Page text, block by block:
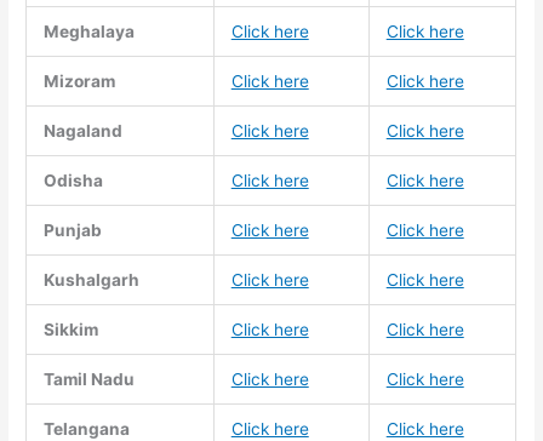
Meghalaya Click here Click here
Mizoram Click here Click here
Nagaland Click here Click here
Odisha Click here Click here
Punjab Click here Click here
Kushalgarh Click here Click here
Sikkim Click here Click here
Tamil Nadu Click here Click here
Telangana Click here Click here